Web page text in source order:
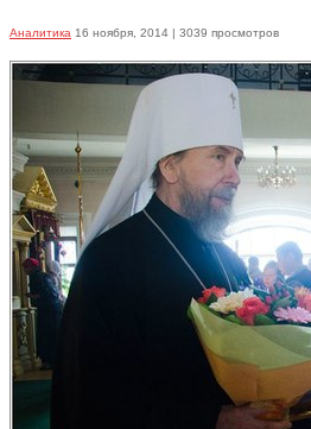
Аналитика 16 ноября, 2014 | 3039 просмотров